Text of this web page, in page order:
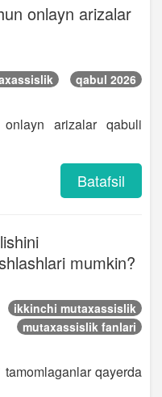
onlayn arizalar
qabul 2026
arizalar qabuli
Batafsil
mumkin?
ikkinchi mutaxassislik
mutaxassislik fanlari
qayerda